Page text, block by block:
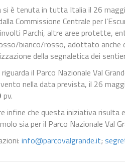
si è tenuta in tutta Italia il 26
Commissione Centrale per
Parchi, altre aree protette,
bianco/rosso, adottato anche
della segnaletica dei
il Parco Nazionale Val
nella data prevista, il 26
pv.
infine che questa iniziativa
sia per il Parco Nazionale Val
info@parcovalgrande.it;